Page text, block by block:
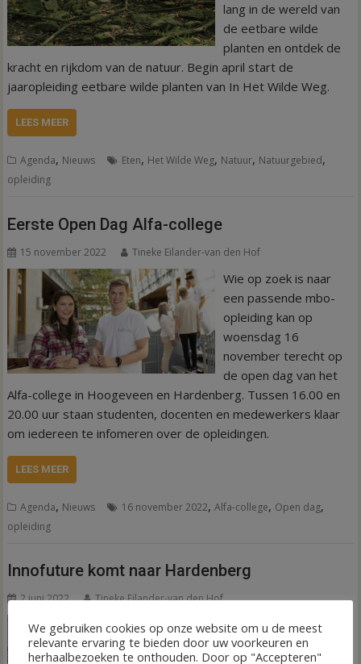
lang in de wereld van
de eetbare wilde
planten en ontdek de
kracht en rijkdom van de natuur. Begin april start de
jaaropleiding eetbare wilde planten van In Het Wilde Weg.
LEES MEER
Agenda, Nieuws Eten, Het Wilde Weg, Natuur, Natuurgebied,
opleiding
Eerste Open Dag Alfa-college
15 november 2022 Tineke Eilander-van den Hof
Wie op zoek is naar
een passende mbo-
opleiding kan op
woensdag 16
november terecht op
de open dag van het
Alfa-college in Hoogeveen en Hardenberg. Tussen 16.00 en
20.00 uur staan studenten, docenten en medewerkers klaar
om iedereen te infomeren over de opleidingen.
LEES MEER
Agenda, Nieuws 16 november 2022,Alfa-college, Open dag,
opleiding
Innofuture komt naar Hardenberg
2 juni 2022 Tineke Eilander-van den Hof
Het grootste
evenement voor
We gebruiken cookies op onze website om u de meest
relevante ervaring te bieden door uw voorkeuren en
herhaalbezoeken te onthouden. Door op "Accepteren"